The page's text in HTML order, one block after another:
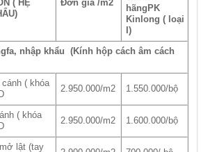
( HỆ
Đơn giá /m2
hãngPK
Kinlong ( loại
I)
nhập khẩu (Kính hộp cách âm cách
( khóa
2.950.000/m2 1.550.000/bộ
( khóa
2.950.000/m2 1.600.000/bộ
lật (tay